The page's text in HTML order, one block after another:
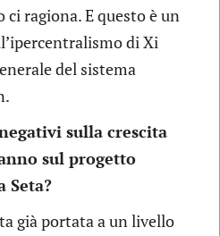
ragiona. E questo è un
di Xi
del sistema
sulla crescita
sul progetto
Seta?
già portata a un livello